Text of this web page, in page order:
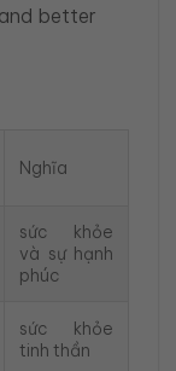
better
Nghĩa
sức khỏe
và sự hạnh
phúc
sức khỏe
tinh thần